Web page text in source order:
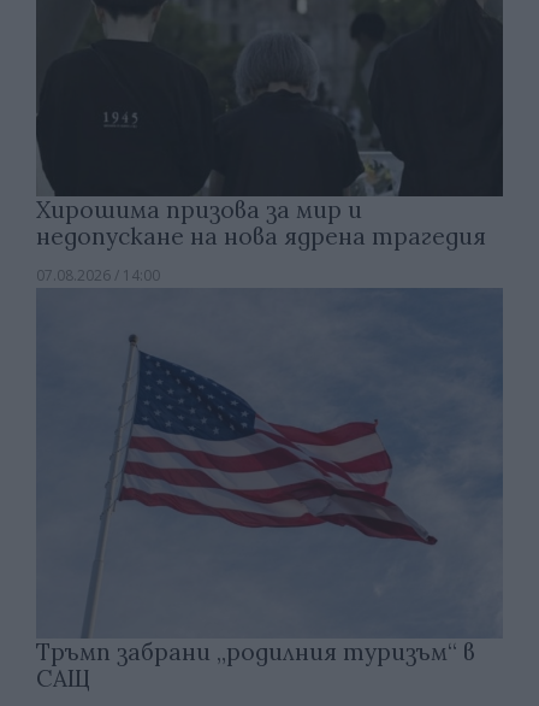
Хирошима призова за мир и
недопускане на нова ядрена трагедия
07.08.2026 / 14:00
Тръмп забрани „родилния туризъм“ в
САЩ